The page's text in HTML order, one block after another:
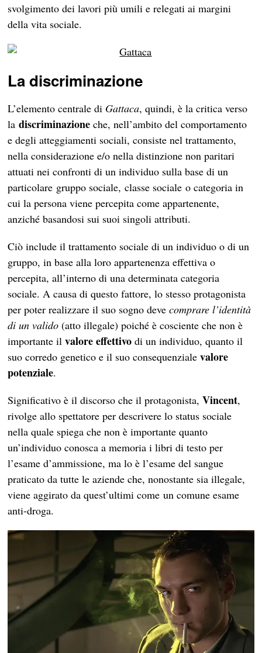
svolgimento dei lavori più umili e relegati ai margini
della vita sociale.
La discriminazione
L’elemento centrale di Gattaca, quindi, è la critica verso
ladiscriminazione che, nell’ambito del comportamento
e degli atteggiamenti sociali, consiste nel trattamento,
nella considerazione e/o nella distinzione non paritari
attuati nei confronti di un individuo sulla base di un
particolare gruppo sociale, classe sociale o categoria in
cui la persona viene percepita come appartenente,
anziché basandosi sui suoi singoli attributi.
Ciò include il trattamento sociale di un individuo o di un
gruppo, in base alla loro appartenenza effettiva o
percepita, all’interno di una determinata categoria
sociale. A causa di questo fattore, lo stesso protagonista
per poter realizzare il suo sogno devecomprare l’identità
di un valido (atto illegale) poiché è cosciente che non è
importante ilvalore effettivo di un individuo, quanto il
suo corredo genetico e il suo consequenzialevalore
potenziale.
Significativo è il discorso che il protagonista,Vincent,
rivolge allo spettatore per descrivere lo status sociale
nella quale spiega che non è importante quanto
un’individuo conosca a memoria i libri di testo per
l’esame d’ammissione, ma lo è l’esame del sangue
praticato da tutte le aziende che, nonostante sia illegale,
viene aggirato da quest’ultimi come un comune esame
anti-droga.